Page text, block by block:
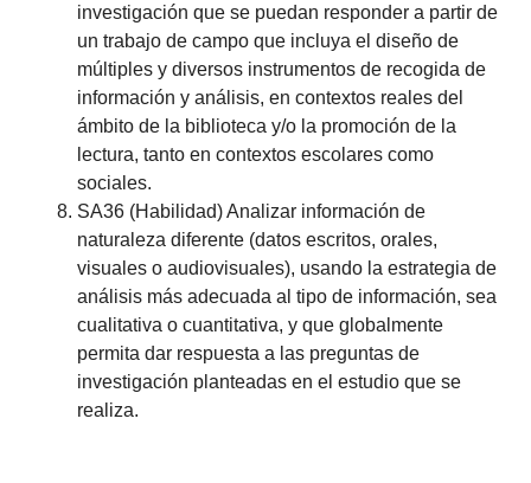
investigación que se puedan responder a partir de
un trabajo de campo que incluya el diseño de
múltiples y diversos instrumentos de recogida de
información y análisis, en contextos reales del
ámbito de la biblioteca y/o la promoción de la
lectura, tanto en contextos escolares como
sociales.
SA36 (Habilidad) Analizar información de
naturaleza diferente (datos escritos, orales,
visuales o audiovisuales), usando la estrategia de
análisis más adecuada al tipo de información, sea
cualitativa o cuantitativa, y que globalmente
permita dar respuesta a las preguntas de
investigación planteadas en el estudio que se
realiza.